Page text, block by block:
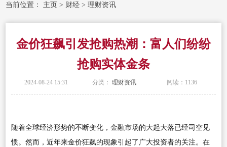
当前位置： 主页 > 财经 >理财资讯
金价狂飙引发抢购热潮：富人们纷纷
抢购实体金条
2024-08-24 15:31 分类：理财资讯 阅读： 1136
随着全球经济形势的不断变化，金融市场的大起大落已经司空见
惯。然而，近年来金价狂飙的现象引起了广大投资者的关注。在